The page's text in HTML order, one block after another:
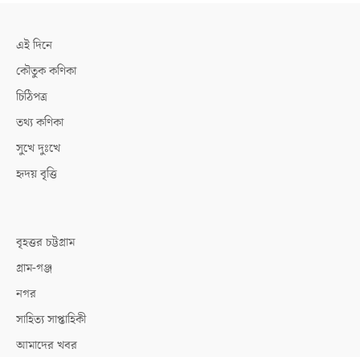
এই দিনে
কৌতুক কণিকা
চিঠিপত্র
তথ্য কণিকা
সুখে দুঃখে
হৃদয় বৃত্তি
বৃহত্তর চট্টগ্রাম
গ্রাম-গঞ্জ
নগর
সাহিত্য সাপ্তাহিকী
আমাদের খবর